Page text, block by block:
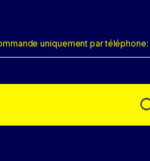
uniquement par téléphone: